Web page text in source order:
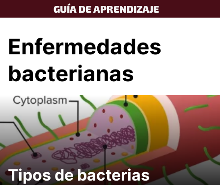
to
GUÍA DE APRENDIZAJE
Enfermedades
bacterianas
Tipos de bacterias